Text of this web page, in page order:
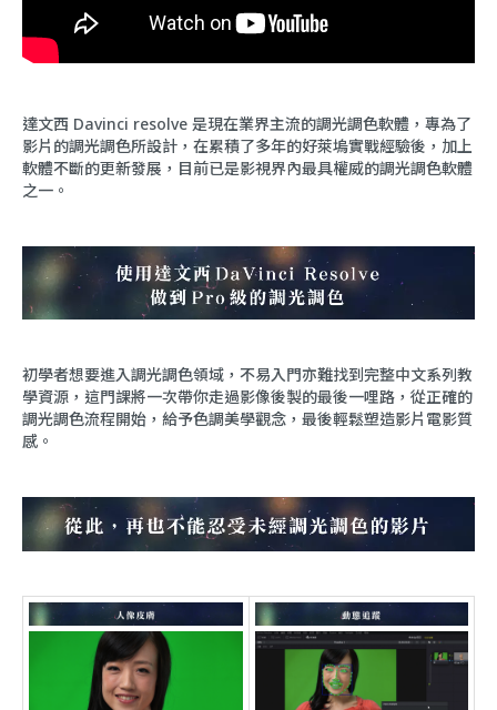
達文西 Davinci resolve 是現在業界主流的調光調色軟體，專為了
影片的調光調色所設計，在累積了多年的好萊塢實戰經驗後，加上
軟體不斷的更新發展，目前已是影視界內最具權威的調光調色軟體
之一。
初學者想要進入調光調色領域，不易入門亦難找到完整中文系列教
學資源，這門課將一次帶你走過影像後製的最後一哩路，從正確的
調光調色流程開始，給予色調美學觀念，最後輕鬆塑造影片電影質
感。